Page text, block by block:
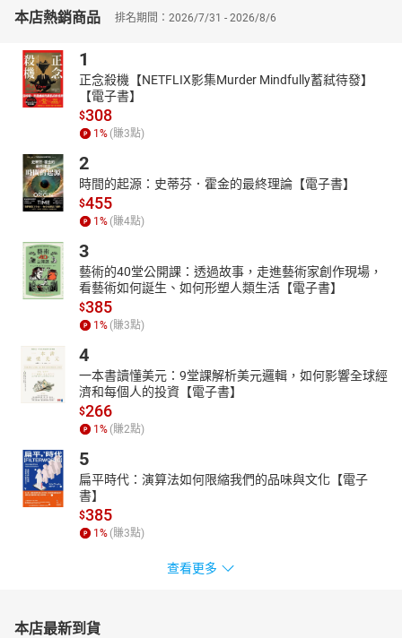
中，創造出有別於前人的豐碩成果。
表現主義美學是西方現代美學思潮出現較早、影響較大的美學流
派，其創始人是義大利著名美學家克羅齊。表現主義美學基本觀點
是以情感表現為核心建構美學體系，最具代表性的是克羅齊以「直
覺」為核心，提出「直覺即表現，藝術即直覺」的基本命題，建構
起一整套表現主義美學體系。對生命本身的直接體驗或領悟，造就
了表現主義美學家們極度重視的精神王國。
〔本書特色〕
本書是20世紀西方美學史的第一卷。此卷中統整了二十世紀中葉以
前，盛行於西方學術界的各派美學。在這些美學思想中，都可看出
二十世紀科技的變革，帝國疆域的擴張，以及不斷萌發的哲學思
潮，為人們帶來的衝擊與啟發，至今仍深深影響著後人。
本店熱銷商品 排名期間：2026/7/31 - 2026/8/6
1
正念殺機【NETFLIX影集Murder Mindfully蓄弒待發】
【電子書】
$308
1 % (賺3點)
2
時間的起源：史蒂芬．霍金的最終理論【電子書】
$455
1 % (賺4點)
3
藝術的40堂公開課：透過故事，走進藝術家創作現場，
看藝術如何誕生、如何形塑人類生活【電子書】
$385
1 % (賺3點)
4
一本書讀懂美元：9堂課解析美元邏輯，如何影響全球經
濟和每個人的投資【電子書】
$266
1 % (賺2點)
5
扁平時代：演算法如何限縮我們的品味與文化【電子
書】
$385
1 % (賺3點)
查看更多
本店最新到貨